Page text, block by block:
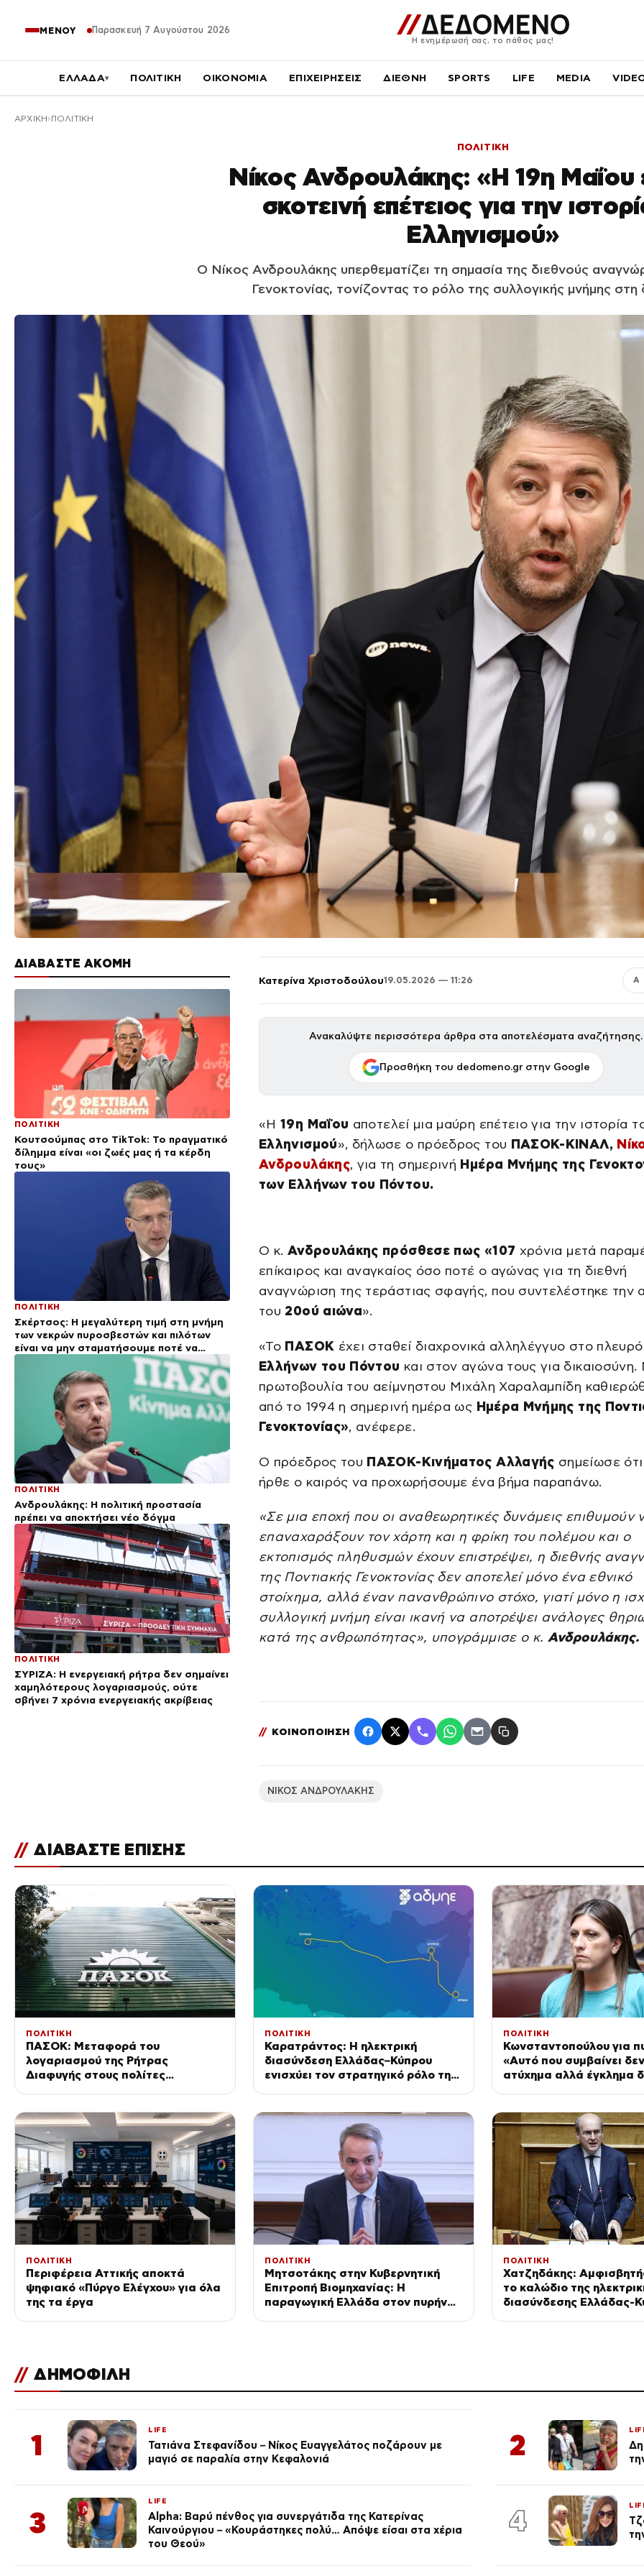
ΜΕΝΟΥ Παρασκευή 7 Αυγούστου 2026
Η ενημέρωσή σας, το πάθος μας!
ΕΛΛΑΔΑ▾ ΠΟΛΙΤΙΚΗ ΟΙΚΟΝΟΜΙΑ ΕΠΙΧΕΙΡΗΣΕΙΣ ΔΙΕΘΝΗ SPORTS LIFE MEDIA
ΑΡΧΙΚΉ ΠΟΛΙΤΙΚΗ
ΠΟΛΙΤΙΚΗ
Νίκος Ανδρουλάκης: «Η 19η Μαΐου
σκοτεινή επέτειος για την
Ελληνισμού»
Ο Νίκος Ανδρουλάκης υπερθεματίζει τη σημασία της διεθνούς
Γενοκτονίας, τονίζοντας το ρόλο της συλλογικής μνήμης στη
ΔΙΑΒΑΣΤΕ ΑΚΟΜΗ
ΠΟΛΙΤΙΚΗ
Κουτσούμπας στο TikTok: Το πραγματικό
δίλημμα είναι «οι ζωές μας ή τα κέρδη
τους»
ΠΟΛΙΤΙΚΗ
Σκέρτσος: Η μεγαλύτερη τιμή στη μνήμη
των νεκρών πυροσβεστών και πιλότων
είναι να μην σταματήσουμε ποτέ να
επενδύουμε στην πρόληψη
ΠΟΛΙΤΙΚΗ
Ανδρουλάκης: Η πολιτική προστασία
πρέπει να αποκτήσει νέο δόγμα
ΠΟΛΙΤΙΚΗ
ΣΥΡΙΖΑ: Η ενεργειακή ρήτρα δεν σημαίνει
χαμηλότερους λογαριασμούς, ούτε
σβήνει 7 χρόνια ενεργειακής ακρίβειας
Κατερίνα Χριστοδούλου19.05.2026 — 11:26 Α
Ανακαλύψτε περισσότερα άρθρα στα αποτελέσματα αναζήτησης.
Προσθήκη του dedomeno.gr στην Google
«Η19η Μαΐου αποτελεί μια μαύρη επέτειο για την ιστορία
Ελληνισμού», δήλωσε ο πρόεδρος του ΠΑΣΟΚ-ΚΙΝΑΛ,
Ανδρουλάκης, για τη σημερινή Ημέρα Μνήμης της
των Ελλήνων του Πόντου.
Ο κ. Ανδρουλάκης πρόσθεσε πως «107 χρόνια μετά
επίκαιρος και αναγκαίος όσο ποτέ ο αγώνας για τη διεθνή
αναγνώριση της τεράστιας σφαγής, που συντελέστηκε την
του 20ού αιώνα».
«Το ΠΑΣΟΚ έχει σταθεί διαχρονικά αλληλέγγυο στο
Ελλήνων του Πόντου και στον αγώνα τους για δικαιοσύνη.
πρωτοβουλία του αείμνηστου Μιχάλη Χαραλαμπίδη
από το 1994 η σημερινή ημέρα ως Ημέρα Μνήμης της
Γενοκτονίας», ανέφερε.
Ο πρόεδρος του ΠΑΣΟΚ-Κινήματος Αλλαγής σημείωσε
ήρθε ο καιρός να προχωρήσουμε ένα βήμα παραπάνω.
«Σε μια εποχή που οι αναθεωρητικές δυνάμεις επιθυμούν
επαναχαράξουν τον χάρτη και η φρίκη του πολέμου και ο
εκτοπισμός πληθυσμών έχουν επιστρέψει, η διεθνής
της Ποντιακής Γενοκτονίας δεν αποτελεί μόνο ένα εθνικό
στοίχημα, αλλά έναν πανανθρώπινο στόχο, γιατί μόνο η
συλλογική μνήμη είναι ικανή να αποτρέψει ανάλογες
κατά της ανθρωπότητας», υπογράμμισε ο κ. Ανδρουλάκης.
// ΚΟΙΝΟΠΟΙΗΣΗ
ΝΙΚΟΣ ΑΝΔΡΟΥΛΑΚΗΣ
// ΔΙΑΒΑΣΤΕ ΕΠΙΣΗΣ
ΠΟΛΙΤΙΚΗ
ΠΑΣΟΚ: Μεταφορά του
λογαριασμού της Ρήτρας
Διαφυγής στους πολίτες
ΠΟΛΙΤΙΚΗ
Καρατράντος: Η ηλεκτρική
διασύνδεση Ελλάδας–Κύπρου
ενισχύει τον στρατηγικό ρόλο της
ΠΟΛΙΤΙΚΗ
Κωνσταντοπούλου για
«Αυτό που συμβαίνει δεν
ατύχημα αλλά έγκλημα
ΠΟΛΙΤΙΚΗ
Περιφέρεια Αττικής αποκτά
ψηφιακό «Πύργο Ελέγχου» για όλα
της τα έργα
ΠΟΛΙΤΙΚΗ
Μητσοτάκης στην Κυβερνητική
Επιτροπή Βιομηχανίας: Η
παραγωγική Ελλάδα στον πυρήνα
ΠΟΛΙΤΙΚΗ
Χατζηδάκης:
το καλώδιο της
διασύνδεσης Ελλάδας-
// ΔΗΜΟΦΙΛΗ
1 LIFE
Τατιάνα Στεφανίδου – Νίκος Ευαγγελάτος ποζάρουν με
μαγιό σε παραλία στην Κεφαλονιά
2
3
LIFE
Alpha: Βαρύ πένθος για συνεργάτιδα της Κατερίνας
Καινούργιου – «Κουράστηκες πολύ… Απόψε είσαι στα χέρια
του Θεού»
4